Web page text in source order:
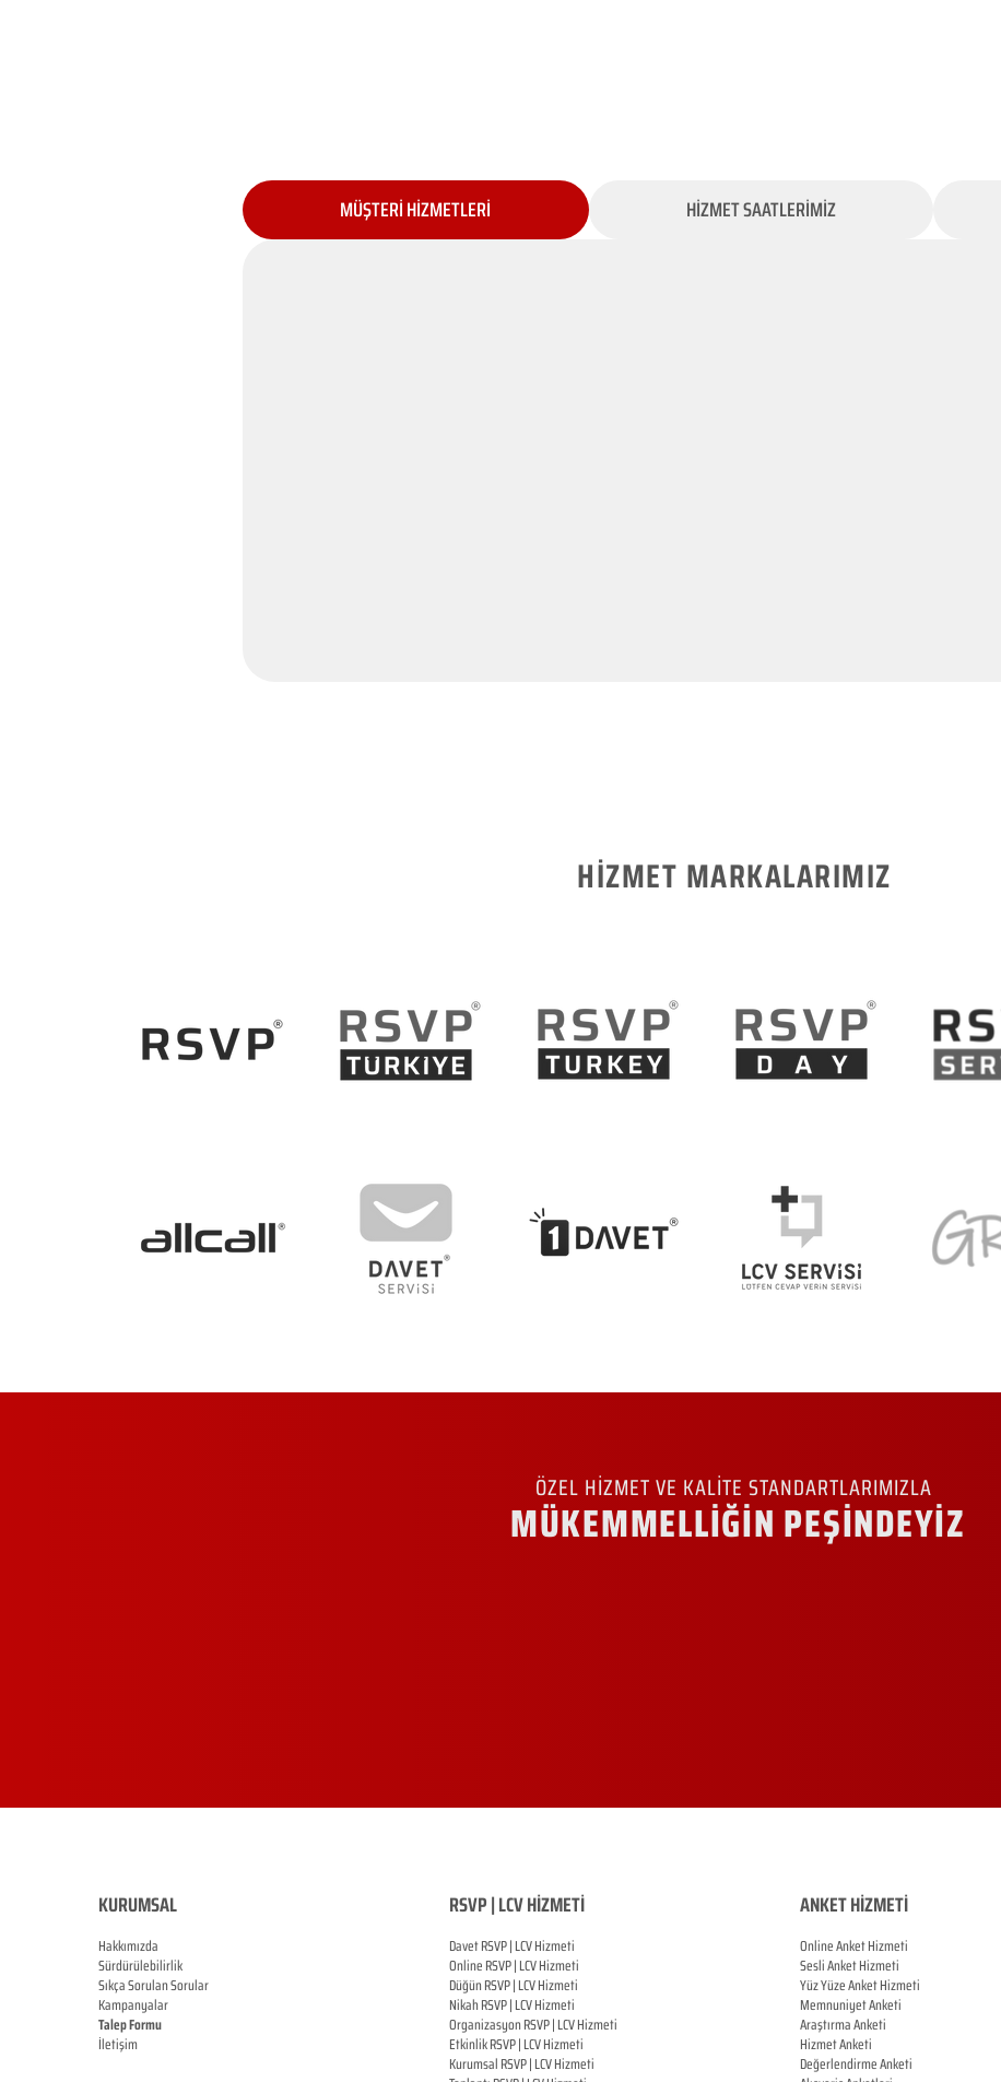
MÜŞTERİ HİZMETLERİ HİZMET SAATLERİMİZ
HİZMET MARKALARIMIZ
ÖZEL HİZMET VE KALİTE STANDARTLARIMIZLA
MÜKEMMELLİĞİN PEŞİNDEYİZ
KURUMSAL
Hakkımızda
Sürdürülebilirlik
Sıkça Sorulan Sorular
Kampanyalar
Talep Formu
İletişim
RSVP | LCV HİZMETİ
Davet RSVP | LCV Hizmeti
OnlineRSVP |LCV Hizmeti
DüğünRSVP |LCV Hizmeti
NikahRSVP |LCV Hizmeti
OrganizasyonRSVP |LCV Hizmeti
EtkinlikRSVP |LCV Hizmeti
KurumsalRSVP |LCV Hizmeti
ANKET HİZMETİ
Online Anket Hizmeti
Sesli Anket Hizmeti
Yüz Yüze Anket Hizmeti
Memnuniyet Anketi
Araştırma Anketi
Hizmet Anketi
Değerlendirme Anketi